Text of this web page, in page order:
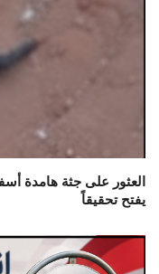
العثور على جثة هامدة
يفتح تحقيقاً